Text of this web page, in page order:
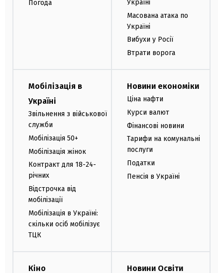
Погода
Україні
Масована атака по
Україні
Вибухи у Росії
Втрати ворога
Мобілізація в
Україні
Звільнення з військової
служби
Мобілізація 50+
Мобілізація жінок
Контракт для 18-24-
річних
Відстрочка від
мобілізації
Мобілізація в Україні:
скільки осіб мобілізує
ТЦК
Новини економіки
Ціна нафти
Курси валют
Фінансові новини
Тарифи на комунальні
послуги
Податки
Пенсія в Україні
Кіно Новини Освіти